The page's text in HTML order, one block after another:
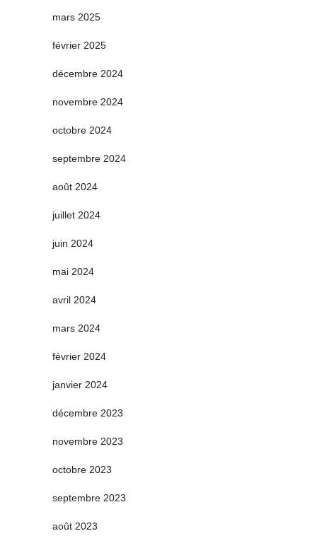
mars 2025
février 2025
décembre 2024
novembre 2024
octobre 2024
septembre 2024
août 2024
juillet 2024
juin 2024
mai 2024
avril 2024
mars 2024
février 2024
janvier 2024
décembre 2023
novembre 2023
octobre 2023
septembre 2023
août 2023